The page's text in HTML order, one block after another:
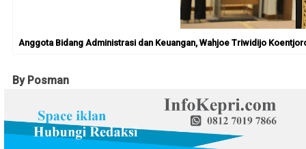
Anggota Bidang Administrasi dan Keuangan, Wahjoe Triwidijo
By Posman